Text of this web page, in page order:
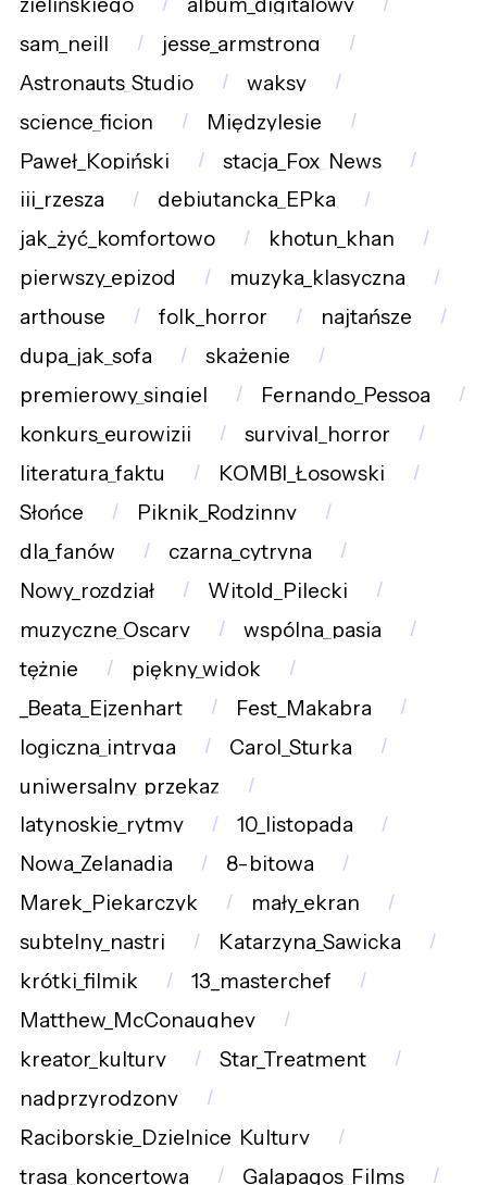
sam_neill
jesse_armstrong
Astronauts_Studio
waksy
science_ficion
Międzylesie
Paweł_Kopiński
stacja_Fox_News
iii_rzesza
debiutancka_EPka
jak_żyć_komfortowo
khotun_khan
pierwszy_epizod
muzyka_klasyczna
arthouse
folk_horror
najtańsze
dupa_jak_sofa
skażenie
premierowy_singiel
Fernando_Pessoa
konkurs_eurowizji
survival_horror
literatura_faktu
KOMBI_Łosowski
Słońce
Piknik_Rodzinny
dla_fanów
czarna_cytryna
Nowy_rozdział
Witold_Pilecki
muzyczne_Oscary
wspólna_pasja
tężnie
piękny_widok
_Beata_Ejzenhart
Fest_Makabra
logiczna_intryga
Carol_Sturka
uniwersalny_przekaz
latynoskie_rytmy
10_listopada
Nowa_Zelanadia
8-bitowa
Marek_Piekarczyk
mały_ekran
subtelny_nastrj
Katarzyna_Sawicka
krótki_filmik
13_masterchef
Matthew_McConaughey
kreator_kultury
Star_Treatment
nadprzyrodzony
Raciborskie_Dzielnice_Kultury
trasa_koncertowa
Galapagos_Films